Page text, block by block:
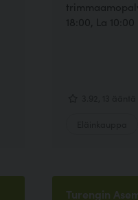
18:00, La 10:00
Turengin